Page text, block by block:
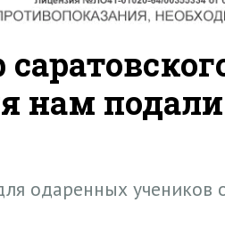
нам
одаренных учеников